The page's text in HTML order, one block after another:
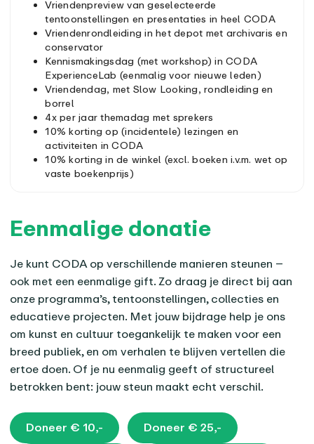
Vriendenpreview van geselecteerde
tentoonstellingen en presentaties in heel CODA
Vriendenrondleiding in het depot met archivaris en
conservator
Kennismakingsdag (met workshop) in CODA
ExperienceLab (eenmalig voor nieuwe leden)
Vriendendag, met Slow Looking, rondleiding en
borrel
4x per jaar themadag met sprekers
10% korting op (incidentele) lezingen en
activiteiten in CODA
10% korting in de winkel (excl. boeken i.v.m. wet op
vaste boekenprijs)
Eenmalige donatie
Je kunt CODA op verschillende manieren steunen –
ook met een eenmalige gift. Zo draag je direct bij aan
onze programma’s, tentoonstellingen, collecties en
educatieve projecten. Met jouw bijdrage help je ons
om kunst en cultuur toegankelijk te maken voor een
breed publiek, en om verhalen te blijven vertellen die
ertoe doen. Of je nu eenmalig geeft of structureel
betrokken bent: jouw steun maakt echt verschil.
Doneer € 10,- Doneer € 25,-